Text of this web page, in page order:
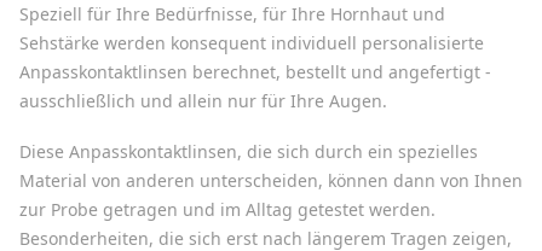
Speziell für Ihre Bedürfnisse, für Ihre Hornhaut und
Sehstärke werden konsequent individuell personalisierte
Anpasskontaktlinsen berechnet, bestellt und angefertigt -
ausschließlich und allein nur für Ihre Augen.
Diese Anpasskontaktlinsen, die sich durch ein spezielles
Material von anderen unterscheiden, können dann von Ihnen
zur Probe getragen und im Alltag getestet werden.
Besonderheiten, die sich erst nach längerem Tragen zeigen,